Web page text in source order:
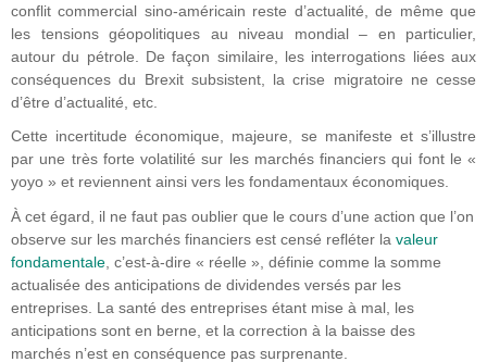
conflit commercial sino-américain reste d’actualité, de même que
les tensions géopolitiques au niveau mondial – en particulier,
autour du pétrole. De façon similaire, les interrogations liées aux
conséquences du Brexit subsistent, la crise migratoire ne cesse
d’être d’actualité, etc.
Cette incertitude économique, majeure, se manifeste et s’illustre
par une très forte volatilité sur les marchés financiers qui font le «
yoyo » et reviennent ainsi vers les fondamentaux économiques.
À cet égard, il ne faut pas oublier que le cours d’une action que l’on
observe sur les marchés financiers est censé refléter la valeur
fondamentale , c’est-à-dire « réelle », définie comme la somme
actualisée des anticipations de dividendes versés par les
entreprises. La santé des entreprises étant mise à mal, les
anticipations sont en berne, et la correction à la baisse des
marchés n’est en conséquence pas surprenante.